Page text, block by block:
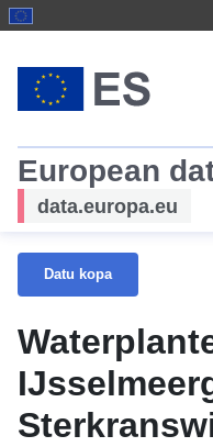
European
data.europa.eu
Datu kopa